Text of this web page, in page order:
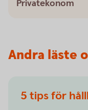
Privatekonom
Andra läste
5 tips för